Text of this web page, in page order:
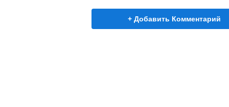
+ Добавить Комментарий